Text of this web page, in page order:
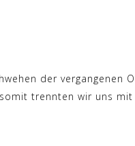
der vergangenen
trennten wir uns mit